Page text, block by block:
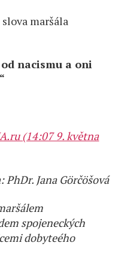
maršála
nacismu a oni
(14:07 9. května
Jana Görčöšová
spojeneckých
dobyteého